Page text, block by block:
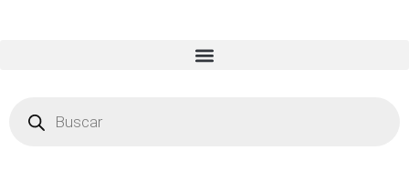
productos